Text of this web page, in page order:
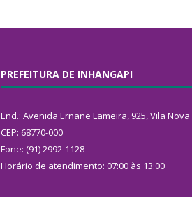
PREFEITURA DE INHANGAPI
End.: Avenida Ernane Lameira, 925, Vila Nova
CEP: 68770-000
Fone: (91) 2992-1128
Horário de atendimento: 07:00 às 13:00